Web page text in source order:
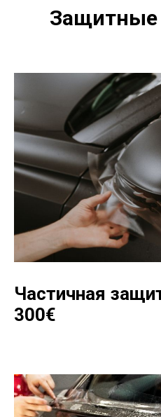
Защитные
Частичная
300€